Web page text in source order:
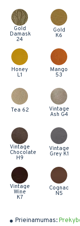
Prieinamumas:
Gold
Damask
24
Gold
K6
Honey
L1
Mango
53
Tea 62 Vintage
Ash G4
Vintage
Chocolate
H9
Vintage
Grey K1
Vintage
Wine
K7
Cognac
N5